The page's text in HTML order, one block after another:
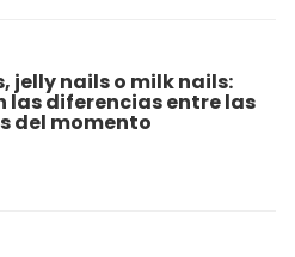
jelly nails o milk nails:
las diferencias entre las
del momento